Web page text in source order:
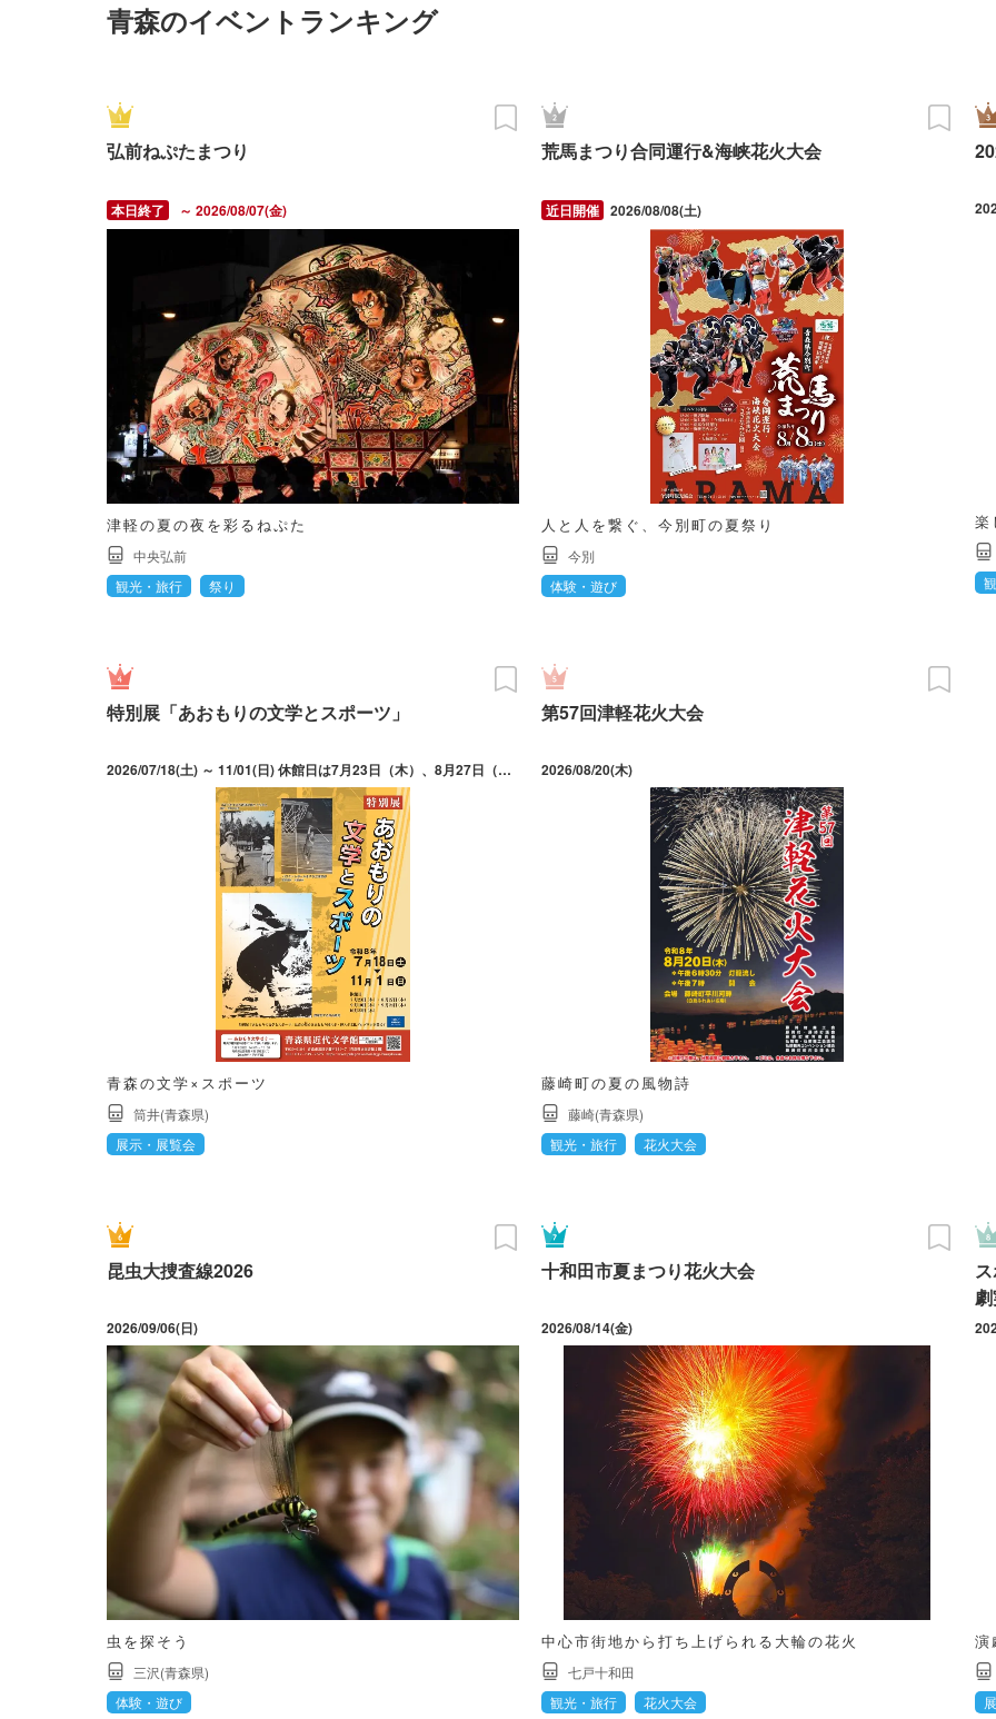
青森のイベントランキング
弘前ねぷたまつり
～ 2026/08/07(金)
津軽の夏の夜を彩るねぷた
中央弘前
観光・旅行
祭り
荒馬まつり合同運行&海峡花火大会
2026/08/08(土)
人と人を繋ぐ、今別町の夏祭り
今別
体験・遊び
楽
特別展「あおもりの文学とスポーツ」
2026/07/18(土) ～ 11/01(日) 休館日は7月23日（木）、8月27日（木）、9月10日（木）、9月24日（木）、10月22日（木）
青森の文学×スポーツ
筒井(青森県)
展示・展覧会
第57回津軽花火大会
2026/08/20(木)
藤崎町の夏の風物詩
藤崎(青森県)
観光・旅行
花火大会
昆虫大捜査線2026
2026/09/06(日)
虫を探そう
三沢(青森県)
体験・遊び
十和田市夏まつり花火大会
2026/08/14(金)
中心市街地から打ち上げられる大輪の花火
七戸十和田
観光・旅行
花火大会
演